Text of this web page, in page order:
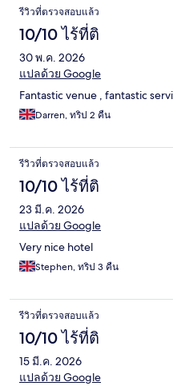
รีวิวที่ตรวจสอบแล้ว
10/10 ไร้ที่ติ
30 พ.ค. 2026
แปลด้วย Google
Fantastic venue , fantastic
Darren, ทริป 2 คืน
รีวิวที่ตรวจสอบแล้ว
10/10 ไร้ที่ติ
23 มี.ค. 2026
แปลด้วย Google
Very nice hotel
Stephen, ทริป 3 คืน
รีวิวที่ตรวจสอบแล้ว
10/10 ไร้ที่ติ
15 มี.ค. 2026
แปลด้วย Google